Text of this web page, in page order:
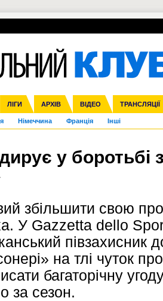
ЛІГИ АРХІВ ВІДЕО ТРАНСЛЯЦІЇ
Перша ліга Друга ліга Кубок України
Міжнародні Ліга націй Ліга
Німеччина Франція Інші
Росія Кубок конфедерацій ЧЄ-2015 (U-
ВІЙНА УПЛ-ПЕРЕХОДИ
у боротьбі
збільшити свою
У Gazzetta dello
півзахисник
на тлі чуток
багаторічну
за сезон.